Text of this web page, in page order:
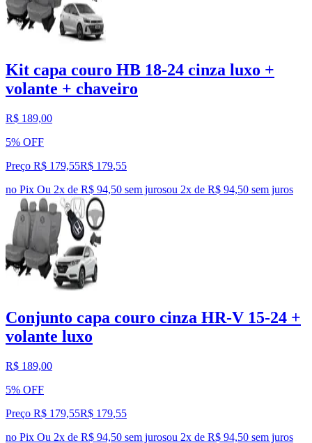
Kit capa couro HB 18-24 cinza luxo +
volante + chaveiro
R$ 189,00
5% OFF
Preço R$ 179,55R$ 179,55
no Pix Ou 2x de R$ 94,50 sem jurosou 2x de R$ 94,50 sem juros
Conjunto capa couro cinza HR-V 15-24 +
volante luxo
R$ 189,00
5% OFF
Preço R$ 179,55R$ 179,55
no Pix Ou 2x de R$ 94,50 sem jurosou 2x de R$ 94,50 sem juros